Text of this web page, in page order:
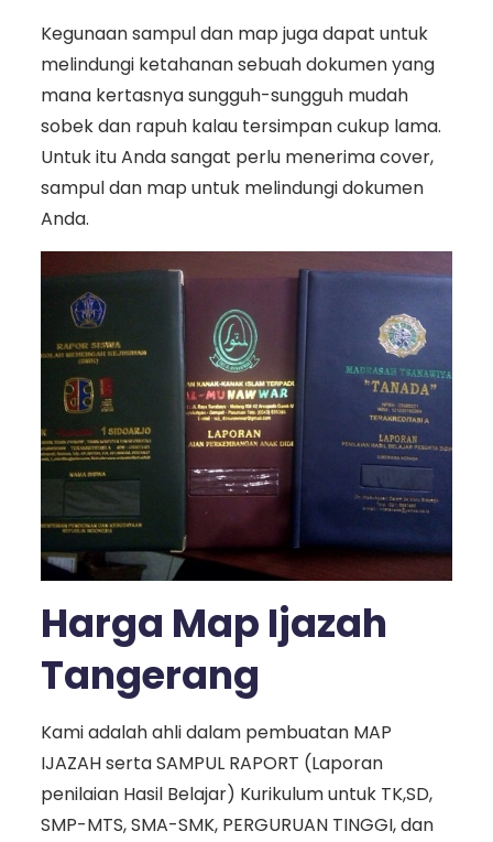
Kegunaan sampul dan map juga dapat untuk
melindungi ketahanan sebuah dokumen yang
mana kertasnya sungguh-sungguh mudah
sobek dan rapuh kalau tersimpan cukup lama.
Untuk itu Anda sangat perlu menerima cover,
sampul dan map untuk melindungi dokumen
Anda.
Harga Map Ijazah
Tangerang
Kami adalah ahli dalam pembuatan MAP
IJAZAH serta SAMPUL RAPORT (Laporan
penilaian Hasil Belajar) Kurikulum untuk TK,SD,
SMP-MTS, SMA-SMK, PERGURUAN TINGGI, dan